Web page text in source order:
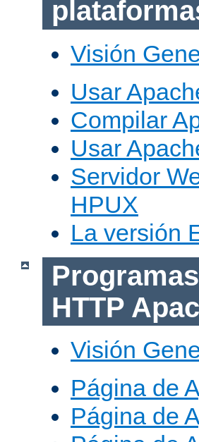
Visión
Usar
Compilar
Usar
Servidor
HPUX
La versión
HTTP
Visión
Página de
Página de